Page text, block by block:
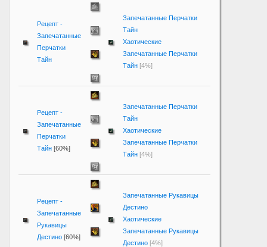
Рецепт -
Запечатанные
Перчатки
Тайн
Запечатанные Перчатки
Тайн
Хаотические
Запечатанные Перчатки
Тайн [4%]
Рецепт -
Запечатанные
Перчатки
Тайн [60%]
Запечатанные Перчатки
Тайн
Хаотические
Запечатанные Перчатки
Тайн [4%]
Рецепт -
Запечатанные
Рукавицы
Дестино [60%]
Запечатанные Рукавицы
Дестино
Хаотические
Запечатанные Рукавицы
Дестино [4%]